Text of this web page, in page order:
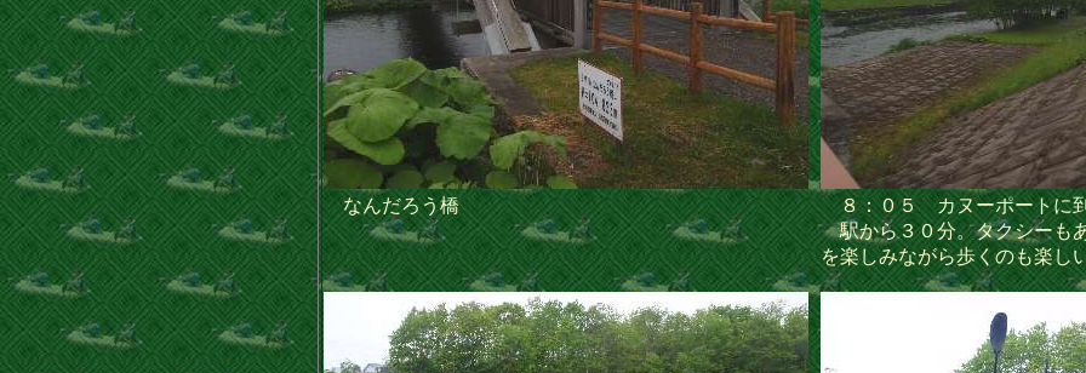
なんだろう橋
８：０５ カヌーポートに
駅から３０分。タクシーも
を楽しみながら歩くのも楽し